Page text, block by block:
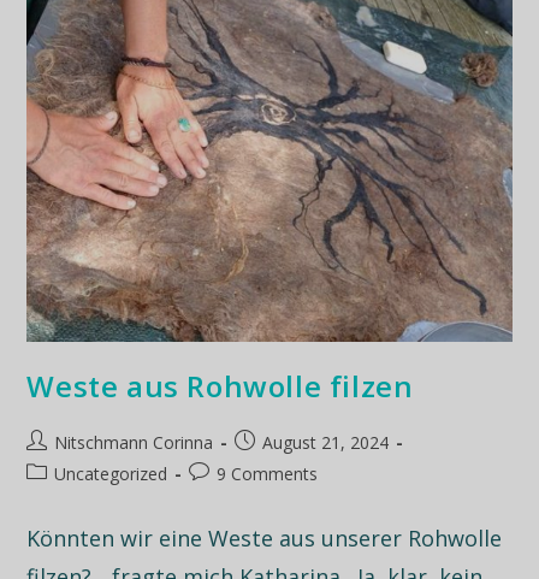
Weste aus Rohwolle filzen
Nitschmann Corinna
August 21, 2024
Uncategorized
9 Comments
Könnten wir eine Weste aus unserer Rohwolle